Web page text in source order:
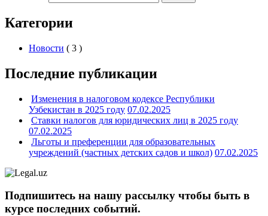
Категории
Новости ( 3 )
Последние публикации
Изменения в налоговом кодексе Республики
Узбекистан в 2025 году 07.02.2025
Ставки налогов для юридических лиц в 2025 году
07.02.2025
Льготы и преференции для образовательных
учреждений (частных детских садов и школ) 07.02.2025
Подпишитесь на нашу рассылку чтобы быть в
курсе последних событий.